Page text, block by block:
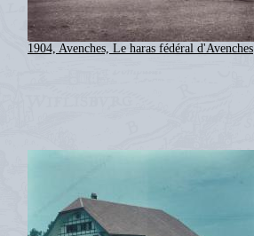
1904, Avenches, Le haras fédéral d'Avenches